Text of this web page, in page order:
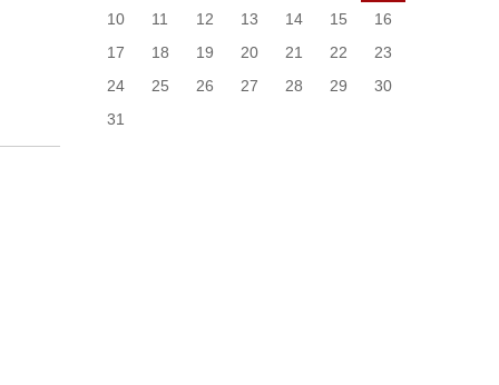
10
11 12 13 14 15
16
17
18 19 20 21 22
23
24
25 26 27 28 29
30
31